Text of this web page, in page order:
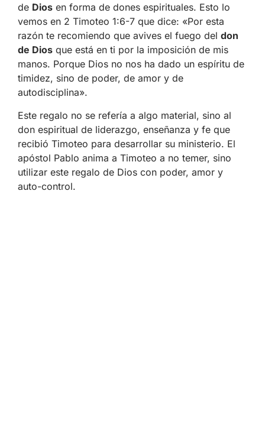
de Dios en forma de dones espirituales. Esto lo
vemos en 2 Timoteo 1:6-7 que dice: «Por esta
razón te recomiendo que avives el fuego del don
de Dios que está en ti por la imposición de mis
manos. Porque Dios no nos ha dado un espíritu de
timidez, sino de poder, de amor y de
autodisciplina».
Este regalo no se refería a algo material, sino al
don espiritual de liderazgo, enseñanza y fe que
recibió Timoteo para desarrollar su ministerio. El
apóstol Pablo anima a Timoteo a no temer, sino
utilizar este regalo de Dios con poder, amor y
auto-control.